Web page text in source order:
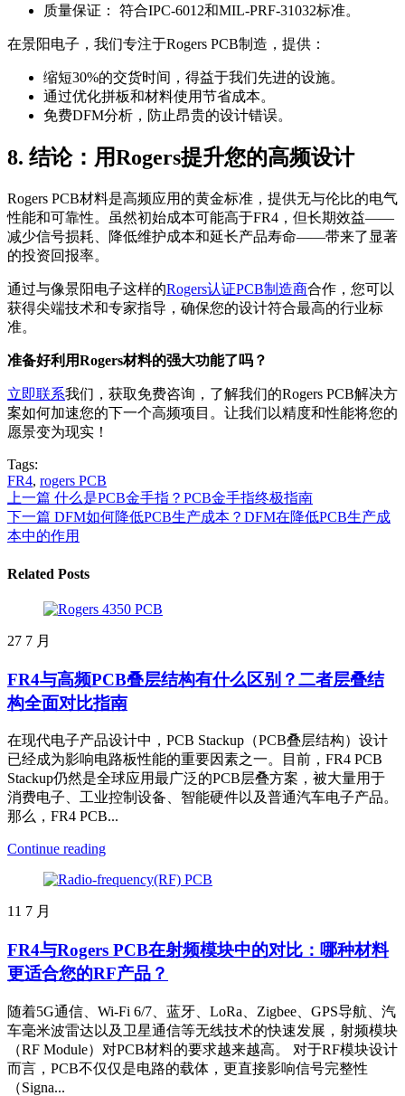
质量保证： 符合IPC-6012和MIL-PRF-31032标准。
在景阳电子，我们专注于Rogers PCB制造，提供：
缩短30%的交货时间，得益于我们先进的设施。
通过优化拼板和材料使用节省成本。
免费DFM分析，防止昂贵的设计错误。
8. 结论：用Rogers提升您的高频设计
Rogers PCB材料是高频应用的黄金标准，提供无与伦比的电气
性能和可靠性。虽然初始成本可能高于FR4，但长期效益——
减少信号损耗、降低维护成本和延长产品寿命——带来了显著
的投资回报率。
通过与像景阳电子这样的Rogers认证PCB制造商合作，您可以
获得尖端技术和专家指导，确保您的设计符合最高的行业标
准。
准备好利用Rogers材料的强大功能了吗？
立即联系我们，获取免费咨询，了解我们的Rogers PCB解决方
案如何加速您的下一个高频项目。让我们以精度和性能将您的
愿景变为现实！
Tags:
FR4, rogers PCB
上一篇 什么是PCB金手指？PCB金手指终极指南
下一篇 DFM如何降低PCB生产成本？DFM在降低PCB生产成
本中的作用
Related Posts
27 7 月
FR4与高频PCB叠层结构有什么区别？二者层叠结
构全面对比指南
在现代电子产品设计中，PCB Stackup（PCB叠层结构）设计
已经成为影响电路板性能的重要因素之一。目前，FR4 PCB
Stackup仍然是全球应用最广泛的PCB层叠方案，被大量用于
消费电子、工业控制设备、智能硬件以及普通汽车电子产品。
那么，FR4 PCB...
Continue reading
11 7 月
FR4与Rogers PCB在射频模块中的对比：哪种材料
更适合您的RF产品？
随着5G通信、Wi-Fi 6/7、蓝牙、LoRa、Zigbee、GPS导航、汽
车毫米波雷达以及卫星通信等无线技术的快速发展，射频模块
（RF Module）对PCB材料的要求越来越高。 对于RF模块设计
而言，PCB不仅仅是电路的载体，更直接影响信号完整性
（Signa...